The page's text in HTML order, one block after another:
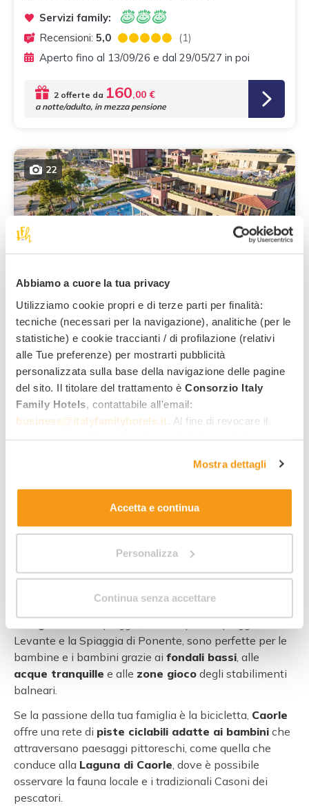
Abbiamo a cuore la tua privacy
Utilizziamo cookie propri e di terze parti per finalità:
tecniche (necessari per la navigazione), analitiche (per le
statistiche) e cookie traccianti / di profilazione (relativi
alle Tue preferenze) per mostrarti pubblicità
personalizzata sulla base della navigazione delle pagine
del sito. Il titolare del trattamento è Consorzio Italy
Family Hotels , contattabile all'email:
business@italyfamilyhotels.it . Al fine di revocare il
. Allo stesso link trovi la nostra informativa
estesa sui cookie.
Mostra dettagli
Accetta e continua
Personalizza
Continua senza accettare
Servizi family:
Recensioni: 5,0
(1)
Aperto fino al 13/09/26 e dal 29/05/27 in poi
2 offerte da 160,00 €
a notte/adulto, in mezza pensione
22
Cavallino Bianco Caorle-Venezia
Family Resort 5 stelle superior, con spiaggia privata,
educatori specializzati 0-17 anni, area wellness di 4000
m² con spa, piscine, infinity pool
Servizi family:
Aperto fino al 09/01/27 e dal 26/03/27 in poi
Da 650,00 €a notte,
Alla scoperta di Caorle
Levante e la Spiaggia di Ponente, sono perfette per le
bambine e i bambini grazie ai fondali bassi, alle
acque tranquille e alle zone gioco degli stabilimenti
balneari.
Se la passione della tua famiglia è la bicicletta, Caorle
offre una rete di piste ciclabili adatte ai bambini che
attraversano paesaggi pittoreschi, come quella che
conduce alla Laguna di Caorle, dove è possibile
osservare la fauna locale e i tradizionali Casoni dei
pescatori.